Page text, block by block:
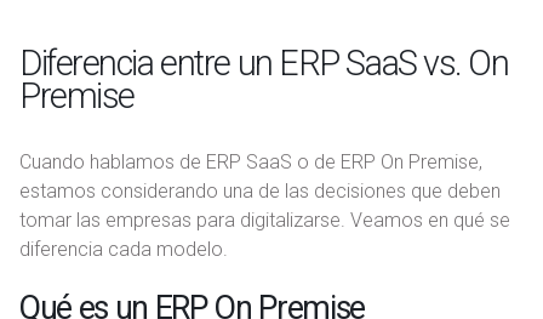
Diferencia entre un ERP SaaS vs. On
Premise
Cuando hablamos de ERP SaaS o de ERP On Premise,
estamos considerando una de las decisiones que deben
tomar las empresas para digitalizarse. Veamos en qué se
diferencia cada modelo.
Qué es un ERP On Premise